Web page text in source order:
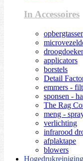
In Accessoires
applicators
borstels
Detail
emmers -
sponsen -
The Rag
meng -
verlichting
infrarood
afplaktape
blowers
Hogedrukreiniging